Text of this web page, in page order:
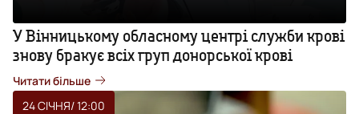
У Вінницькому обласному центрі служби крові
знову бракує всіх груп донорської крові
Читати більше
24 СІЧНЯ/ 12:00